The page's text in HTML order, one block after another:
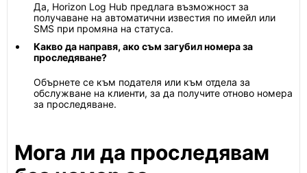
Да, Horizon Log Hub предлага възможност за
получаване на автоматични известия по имейл или
SMS при промяна на статуса.
Какво да направя, ако съм загубил номера за
проследяване?
Обърнете се към подателя или към отдела за
обслужване на клиенти, за да получите отново номера
за проследяване.
Мога ли да проследявам